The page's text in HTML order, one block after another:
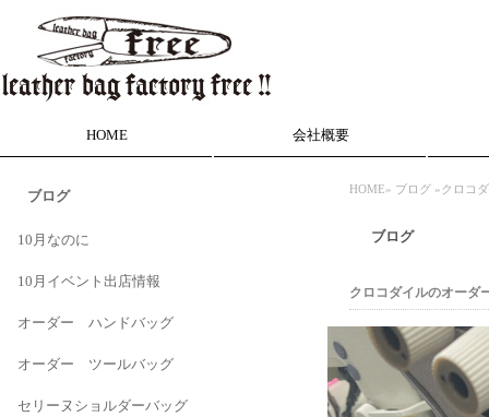
HOME 会社概要
HOME» ブログ »クロコ
ブログ
クロコダイルのオーダ
ブログ
10月なのに
10月イベント出店情報
オーダー ハンドバッグ
オーダー ツールバッグ
セリーヌショルダーバッグ